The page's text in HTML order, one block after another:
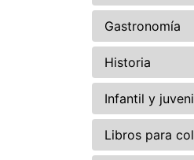
Gastronomía
Historia
Infantil y
Libros para